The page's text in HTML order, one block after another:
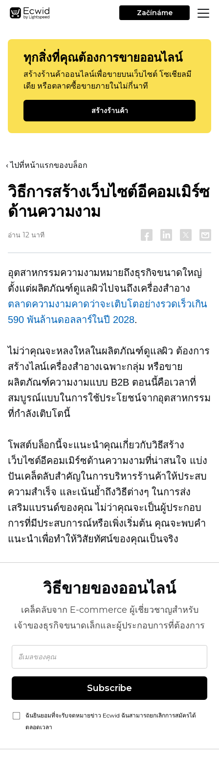
Začínáme
ทุกสิ่งที่คุณต้องการขายออนไลน์
สร้างร้านค้าออนไลน์เพื่อขายบนเว็บไซต์ โซเชียลมี
เดีย หรือตลาดซื้อขายภายในไม่กี่นาที
สร้างร้านค้า
‹ ไปที่หน้าแรกของบล็อก
วิธีการสร้างเว็บไซต์อีคอมเมิร์ซ
ด้านความงาม
อ่าน 12 นาที
อุตสาหกรรมความงามหมายถึงธุรกิจขนาดใหญ่
ตั้งแต่ผลิตภัณฑ์ดูแลผิวไปจนถึงเครื่องสำอาง
ตลาดความงามคาดว่าจะเติบโตอย่างรวดเร็วเกิน
590 พันล้านดอลลาร์ในปี 2028.
ไม่ว่าคุณจะหลงใหลในผลิตภัณฑ์ดูแลผิว ต้องการ
สร้างไลน์เครื่องสำอางเฉพาะกลุ่ม หรือขาย
ผลิตภัณฑ์ความงามแบบ B2B ตอนนี้คือเวลาที่
สมบูรณ์แบบในการใช้ประโยชน์จากอุตสาหกรรม
ที่กำลังเติบโตนี้
โพสต์บล็อกนี้จะแนะนำคุณเกี่ยวกับวิธีสร้าง
เว็บไซต์อีคอมเมิร์ซด้านความงามที่น่าสนใจ แบ่ง
ปันเคล็ดลับสำคัญในการบริหารร้านค้าให้ประสบ
ความสำเร็จ และเน้นย้ำถึงวิธีต่างๆ ในการส่ง
เสริมแบรนด์ของคุณ ไม่ว่าคุณจะเป็นผู้ประกอบ
การที่มีประสบการณ์หรือเพิ่งเริ่มต้น คุณจะพบคำ
แนะนำเพื่อทำให้วิสัยทัศน์ของคุณเป็นจริง
วิธีขายของออนไลน์
เคล็ดลับจาก E-commerce ผู้เชี่ยวชาญสำหรับ
เจ้าของธุรกิจขนาดเล็กและผู้ประกอบการที่ต้องการ
Subscribe
ฉันยินยอมที่จะรับจดหมายข่าว Ecwid ฉันสามารถยกเลิกการสมัครได้
ตลอดเวลา